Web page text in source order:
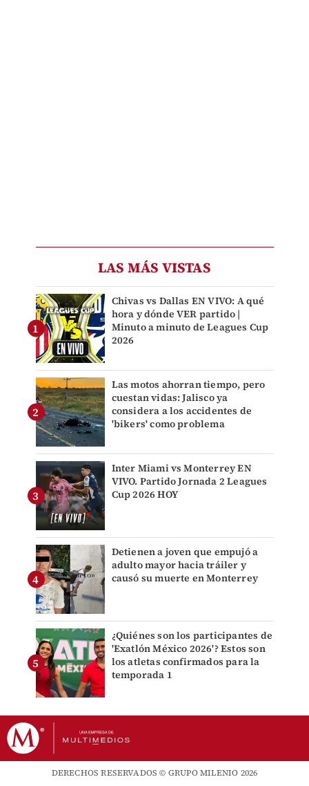
LAS MÁS VISTAS
Chivas vs Dallas EN VIVO: A qué
hora y dónde VER partido |
Minuto a minuto de Leagues Cup
2026
Las motos ahorran tiempo, pero
cuestan vidas: Jalisco ya
considera a los accidentes de
'bikers' como problema
Inter Miami vs Monterrey EN
VIVO. Partido Jornada 2 Leagues
Cup 2026 HOY
Detienen a joven que empujó a
adulto mayor hacia tráiler y
causó su muerte en Monterrey
¿Quiénes son los participantes de
'Exatlón México 2026'? Estos son
los atletas confirmados para la
temporada 1
DERECHOS RESERVADOS © GRUPO MILENIO 2026